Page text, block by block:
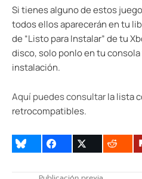
Si tienes alguno de estos
todos ellos aparecerán en tu
de “Listo para Instalar” de tu
disco, solo ponlo en tu
instalación.
Aquí puedes consultarla lista
retrocompatibles.